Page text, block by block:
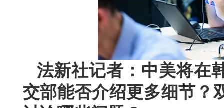
法新社记者：中美将在
交部能否介绍更多细节？